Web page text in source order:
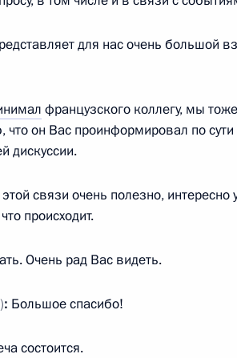
Президентом Франции
российско-германских
канцлером Германии Олафом
для нас очень большой
французского коллегу, мы
он Вас проинформировал по
дискуссии.
связи очень полезно,
происходит.
Очень рад Вас видеть.
: Большое спасибо!
состоится.